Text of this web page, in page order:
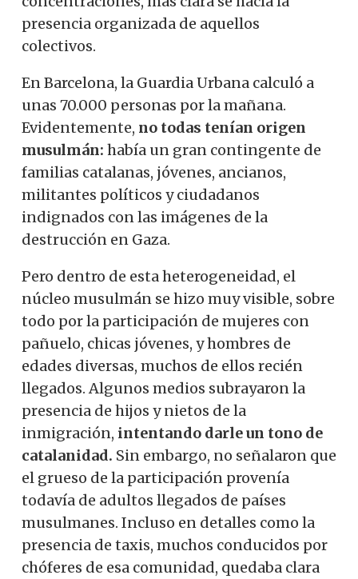
presencia organizada de aquellos
colectivos.
En Barcelona, ​​la Guardia Urbana calculó a
unas 70.000 personas por la mañana.
Evidentemente, no todas tenían origen
musulmán: había un gran contingente de
familias catalanas, jóvenes, ancianos,
militantes políticos y ciudadanos
indignados con las imágenes de la
destrucción en Gaza.
Pero dentro de esta heterogeneidad, el
núcleo musulmán se hizo muy visible, sobre
todo por la participación de mujeres con
pañuelo, chicas jóvenes, y hombres de
edades diversas, muchos de ellos recién
llegados. Algunos medios subrayaron la
presencia de hijos y nietos de la
inmigración, intentando darle un tono de
catalanidad. Sin embargo, no señalaron que
el grueso de la participación provenía
todavía de adultos llegados de países
musulmanes. Incluso en detalles como la
presencia de taxis, muchos conducidos por
chóferes de esa comunidad, quedaba clara